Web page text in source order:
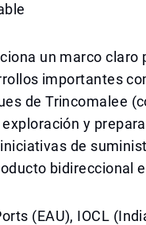
un marco claro
importantes
de Trincomalee
y
de
bidireccional
(EAU), IOCL